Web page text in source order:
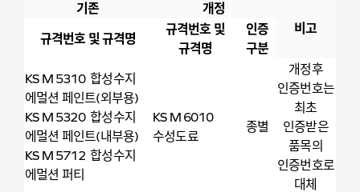
기존
개정
비고
규격번호 및 규격명
규격번호 및
규격명
인증
구분
KS M 5310 합성수지
에멀션 페인트(외부용)
KS M 5320 합성수지
에멀션 페인트(내부용)
KS M 5712 합성수지
에멀션 퍼티
KS M 6010
수성도료
종별
개정후
인증번호는
최초
인증받은
품목의
인증번호로
대체